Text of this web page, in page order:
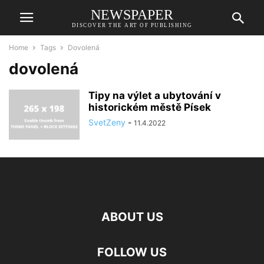
NEWSPAPER
DISCOVER THE ART OF PUBLISHING
Home Tags Dovolená
dovolená
Tipy na výlet a ubytování v
historickém městě Písek
SvetZeny - 11.4.2022
ABOUT US
FOLLOW US